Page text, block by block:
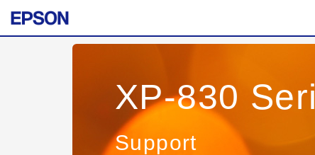
XP-830
Support